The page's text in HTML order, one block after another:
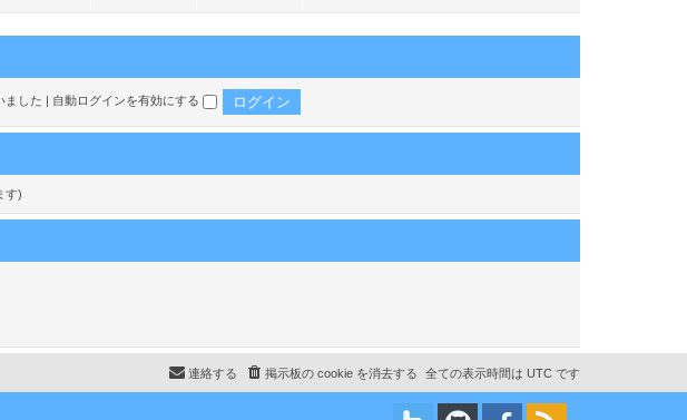
ッ
ました | 自動ログインを有効にする
す)
全ての表示時間は UTC です
掲示板の cookie を消去する
連絡する